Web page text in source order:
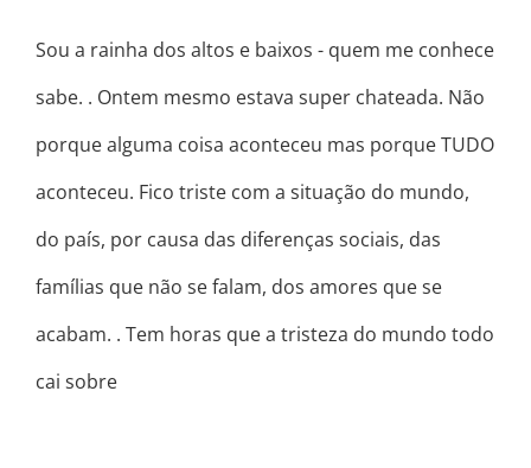
Sou a rainha dos altos e baixos - quem me conhece
sabe. . Ontem mesmo estava super chateada. Não
porque alguma coisa aconteceu mas porque TUDO
aconteceu. Fico triste com a situação do mundo,
do país, por causa das diferenças sociais, das
famílias que não se falam, dos amores que se
acabam. . Tem horas que a tristeza do mundo todo
cai sobre